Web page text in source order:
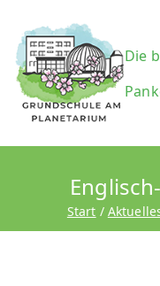
Inhalt
springen
Die
Start